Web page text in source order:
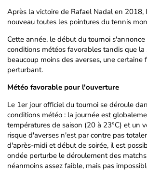
Après la victoire de Rafael Nadal en 2018,
nouveau toutes les pointures du tennis
Cette année, le début du tournoi s'annonce
conditions météos favorables tandis que la
beaucoup moins des averses, une
perturbant.
Météo favorable pour l'ouverture
Le 1er jour officiel du tournoi se déroule
conditions météo : la journée est
températures de saison (20 à 23°C) et un
risque d'averses n'est par contre pas
d'après-midi et début de soirée, il est
ondée perturbe le déroulement des
néanmoins assez faible, mais pas